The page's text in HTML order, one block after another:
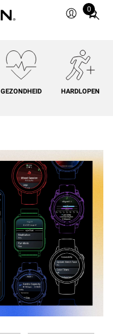
0
Total
cart:
0
GEZONDHEID HARDLOPEN